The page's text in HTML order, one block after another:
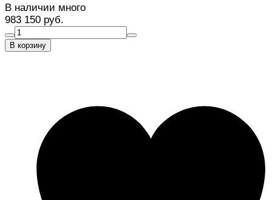
В наличии много
983 150 руб.
В корзину